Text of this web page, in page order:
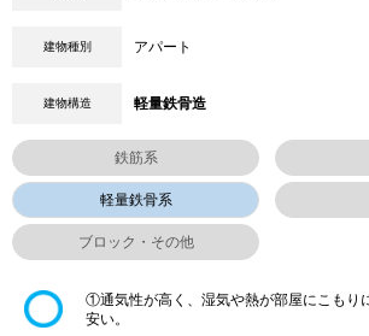
建物種別 アパート
建物構造 軽量鉄骨造
鉄筋系
軽量鉄骨系
ブロック・その他
①通気性が高く、湿気や熱が部屋にこもり
安い。